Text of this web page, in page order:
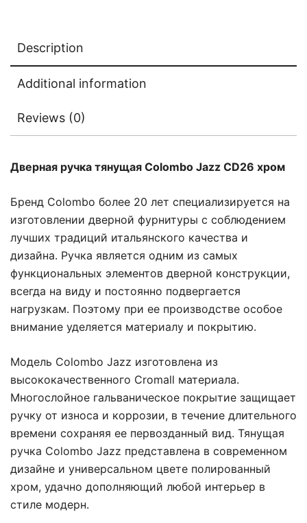
Description
Additional information
Reviews (0)
Дверная ручка тянущая Colombo Jazz CD26 хром
Бренд Colombo более 20 лет специализируется на
изготовлении дверной фурнитуры с соблюдением
лучших традиций итальянского качества и
дизайна. Ручка является одним из самых
функциональных элементов дверной конструкции,
всегда на виду и постоянно подвергается
нагрузкам. Поэтому при ее производстве особое
внимание уделяется материалу и покрытию.
Модель Colombo Jazz изготовлена из
высококачественного Cromall материала.
Многослойное гальваническое покрытие защищает
ручку от износа и коррозии, в течение длительного
времени сохраняя ее первозданный вид. Тянущая
ручка Colombo Jazz представлена в современном
дизайне и универсальном цвете полированный
хром, удачно дополняющий любой интерьер в
стиле модерн.